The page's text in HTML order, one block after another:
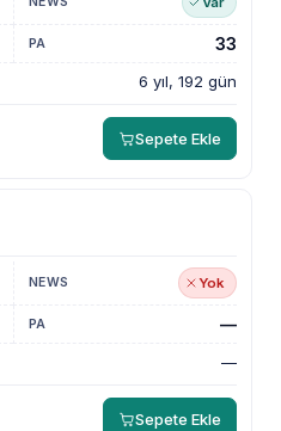
6 yıl, 192 gün
33
Sepete Ekle
Yok
—
—
Sepete Ekle